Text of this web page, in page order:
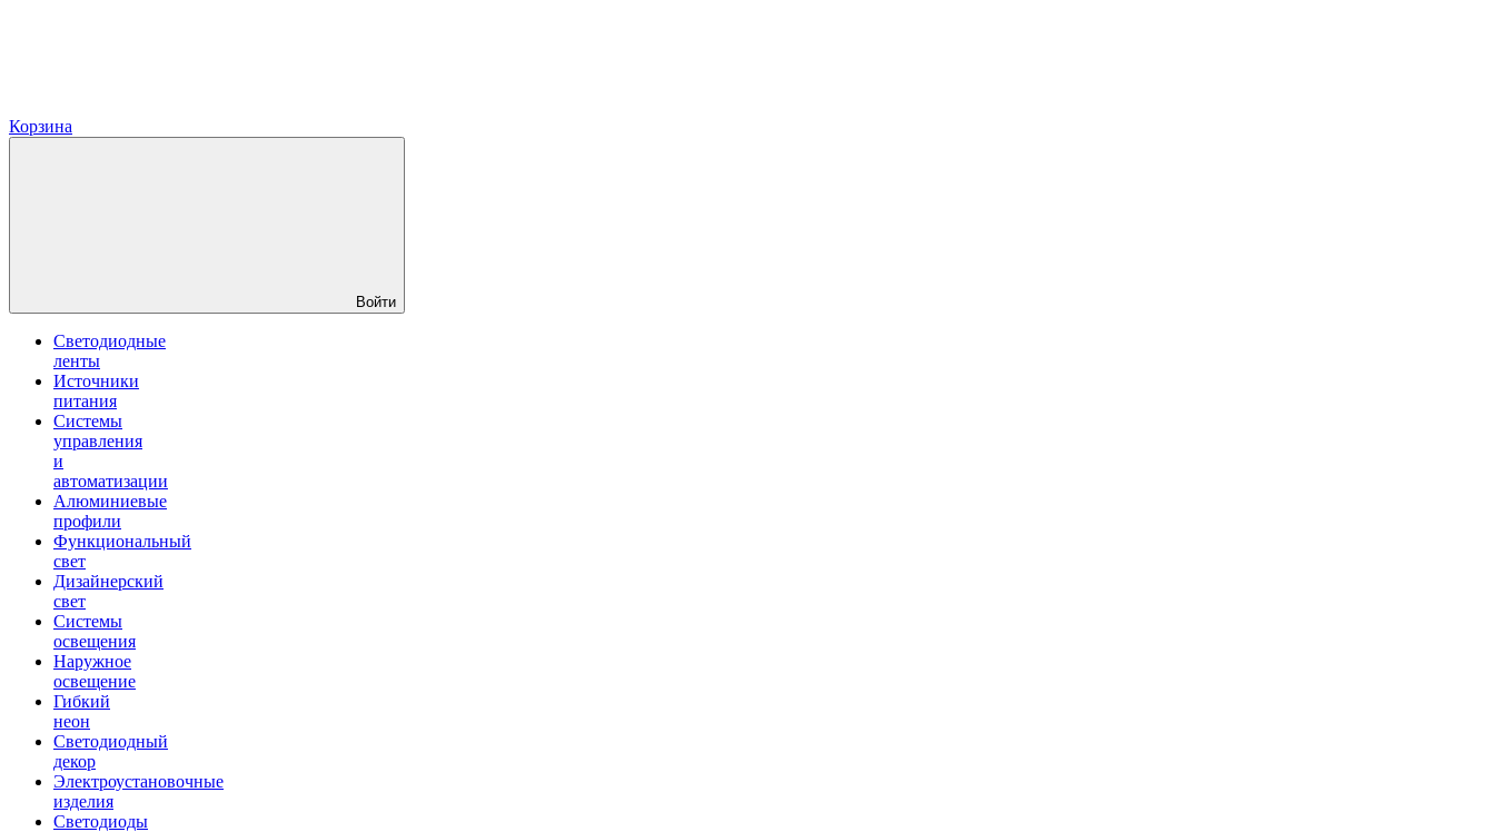
Корзина
Войти
Светодиодные
ленты
Источники
питания
Системы
управления
и
автоматизации
Алюминиевые
профили
Функциональный
свет
Дизайнерский
свет
Системы
освещения
Наружное
освещение
Гибкий
неон
Светодиодный
декор
Электроустановочные
изделия
Светодиоды